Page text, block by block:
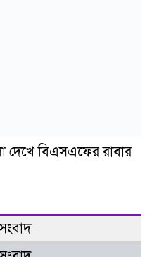
দেখে বিএসএফের রাবার